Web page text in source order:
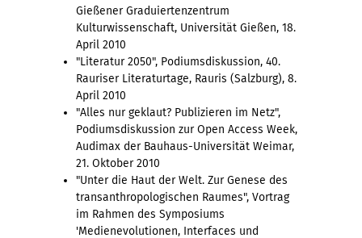
Gießener Graduiertenzentrum
Kulturwissenschaft, Universität Gießen, 18.
April 2010
"Literatur 2050", Podiumsdiskussion, 40.
Rauriser Literaturtage, Rauris (Salzburg), 8.
April 2010
"Alles nur geklaut? Publizieren im Netz",
Podiumsdiskussion zur Open Access Week,
Audimax der Bauhaus-Universität Weimar,
21. Oktober 2010
"Unter die Haut der Welt. Zur Genese des
transanthropologischen Raumes", Vortrag
im Rahmen des Symposiums
'Medienevolutionen, Interfaces und